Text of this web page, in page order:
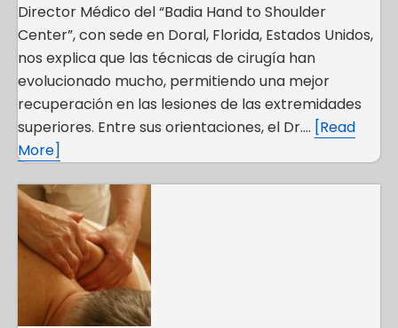
Director Médico del “Badia Hand to Shoulder
Center”, con sede en Doral, Florida, Estados Unidos,
nos explica que las técnicas de cirugía han
evolucionado mucho, permitiendo una mejor
recuperación en las lesiones de las extremidades
superiores. Entre sus orientaciones, el Dr…. [Read
More]